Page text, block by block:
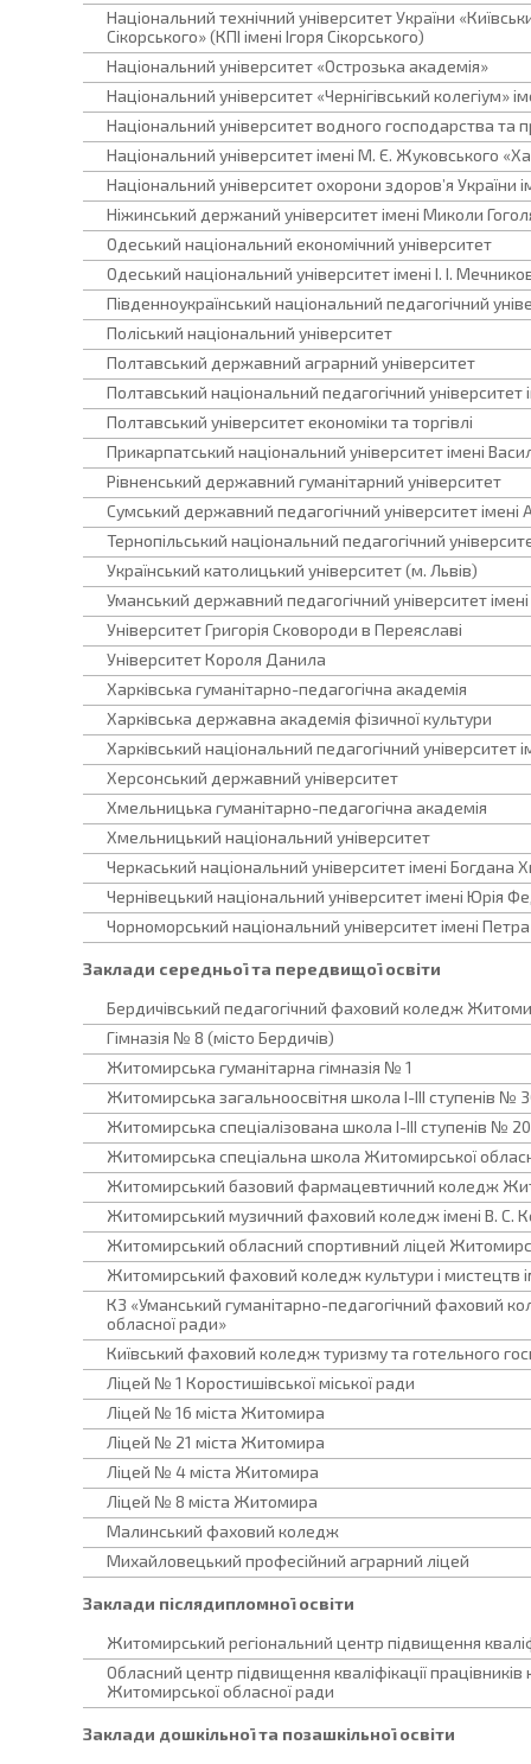
Національний технічний університет України
Сікорського» (КПІ імені Ігоря Сікорського)
Національний університет «Острозька академія»
Національний університет «Чернігівський колегіум»
Національний університет водного господарства та
Національний університет імені М. Є. Жуковського
Національний університет охорони здоров’я України
Ніжинський держаний університет імені Миколи
Одеський національний економічний університет
Одеський національний університет імені І. І.
Південноукраїнський національний педагогічний
Поліський національний університет
Полтавський державний аграрний університет
Полтавський національний педагогічний університет
Полтавський університет економіки та торгівлі
Прикарпатський національний університет імені
Рівненський державний гуманітарний університет
Сумський державний педагогічний університет імені
Тернопільський національний педагогічний
Український католицький університет (м. Львів)
Уманський державний педагогічний університет
Університет Григорія Сковороди в Переяславі
Університет Короля Данила
Харківська гуманітарно-педагогічна академія
Харківська державна академія фізичної культури
Харківський національний педагогічний університет
Херсонський державний університет
Хмельницька гуманітарно-педагогічна академія
Хмельницький національний університет
Черкаський національний університет імені Богдана
Чернівецький національний університет імені Юрія
Чорноморський національний університет імені
Заклади середньої та передвищої освіти
Бердичівський педагогічний фаховий коледж
Гімназія № 8 (місто Бердичів)
Житомирська гуманітарна гімназія № 1
Житомирська загальноосвітня школа І-ІІІ ступенів №
Житомирська спеціалізована школа I-III ступенів № 20
Житомирська спеціальна школа Житомирської
Житомирський базовий фармацевтичний коледж
Житомирський музичний фаховий коледж імені В. С.
Житомирський обласний спортивний ліцей
Житомирський фаховий коледж культури і мистецтв
КЗ «Уманський гуманітарно-педагогічний фаховий
обласної ради»
Київський фаховий коледж туризму та готельного
Ліцей № 1 Коростишівської міської ради
Ліцей № 16 міста Житомира
Ліцей № 21 міста Житомира
Ліцей № 4 міста Житомира
Ліцей № 8 міста Житомира
Малинський фаховий коледж
Михайловецький професійний аграрний ліцей
Заклади післядипломної освіти
Житомирський регіональний центр підвищення
Обласний центр підвищення кваліфікації
Житомирської обласної ради
Заклади дошкільної та позашкільної освіти